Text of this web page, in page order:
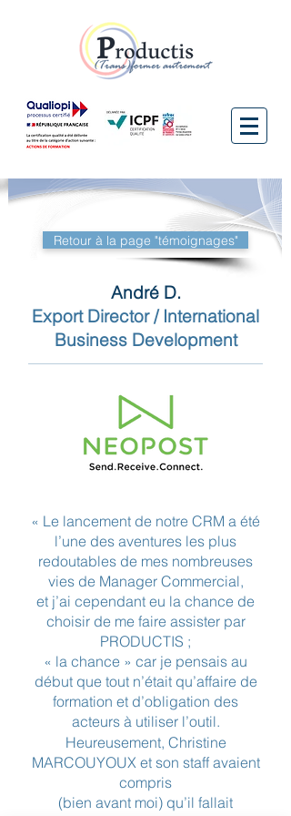
Retour à la page "témoignages"
André D.
Export Director / International
Business Development
« Le lancement de notre CRM a été
l’une des aventures les plus
redoutables de mes nombreuses
vies de Manager Commercial,
et j’ai cependant eu la chance de
choisir de me faire assister par
PRODUCTIS ;
« la chance » car je pensais au
début que tout n’était qu’affaire de
formation et d’obligation des
acteurs à utiliser l’outil.
Heureusement, Christine
MARCOUYOUX et son staff avaient
compris
(bien avant moi) qu’il fallait